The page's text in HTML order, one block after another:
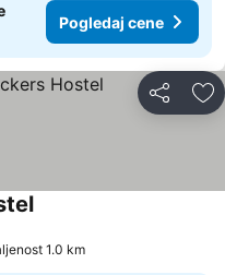
Pogledaj cene
Deli
Pogledaj cene
1.0 km